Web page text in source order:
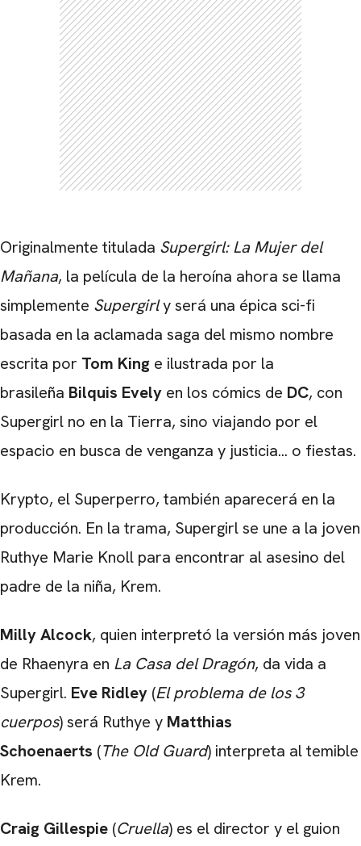
Originalmente titulada Supergirl: La Mujer del
Mañana, la película de la heroína ahora se llama
simplemente Supergirly será una épica sci-fi
basada en la aclamada saga del mismo nombre
escrita por Tom King e ilustrada por la
brasileña Bilquis Evely en los cómics de DC, con
Supergirl no en la Tierra, sino viajando por el
espacio en busca de venganza y justicia... o fiestas.
Krypto, el Superperro, también aparecerá en la
producción. En la trama, Supergirl se une a la joven
Ruthye Marie Knoll para encontrar al asesino del
padre de la niña, Krem.
Milly Alcock, quien interpretó la versión más joven
de Rhaenyra en La Casa del Dragón, da vida a
Supergirl. Eve Ridley (El problema de los 3
cuerpos) será Ruthye y Matthias
Schoenaerts (The Old Guard) interpreta al temible
Krem.
Craig Gillespie (Cruella) es el director y el guion
CARREGANDO PUBLICIDADE